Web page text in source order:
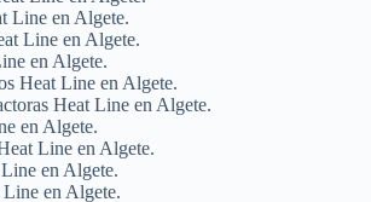
Line en Algete.
Line en Algete.
en Algete.
Heat Line en Algete.
Heat Line en Algete.
en Algete.
Line en Algete.
en Algete.
en Algete.